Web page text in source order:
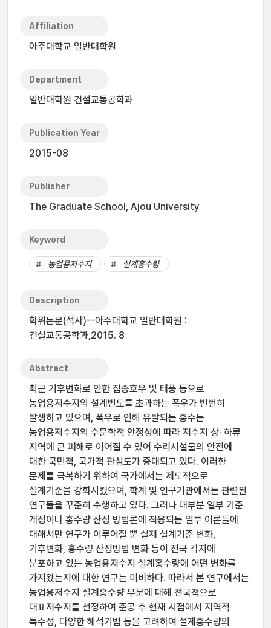
Affiliation
아주대학교 일반대학원
Department
일반대학원 건설교통공학과
Publication Year
2015-08
Publisher
The Graduate School, Ajou University
Keyword
농업용저수지 설계홍수량
Description
학위논문(석사)--아주대학교 일반대학원 :
건설교통공학과,2015. 8
Abstract
최근 기후변화로 인한 집중호우 및 태풍 등으로
농업용저수지의 설계빈도를 초과하는 폭우가 빈번히
발생하고 있으며, 폭우로 인해 유발되는 홍수는
농업용저수지의 수문학적 안정성에 따라 저수지 상· 하류
지역에 큰 피해로 이어질 수 있어 수리시설물의 안전에
대한 국민적, 국가적 관심도가 증대되고 있다. 이러한
문제를 극복하기 위하여 국가에서는 제도적으로
설계기준을 강화시켰으며, 학계 및 연구기관에서는 관련된
연구들을 꾸준히 수행하고 있다. 그러나 대부분 일부 기준
개정이나 홍수량 산정 방법론에 적용되는 일부 이론들에
대해서만 연구가 이루어질 뿐 실제 설계기준 변화,
기후변화, 홍수량 산정방법 변화 등이 전국 각지에
분포하고 있는 농업용저수지 설계홍수량에 어떤 변화를
가져왔는지에 대한 연구는 미비하다. 따라서 본 연구에서는
농업용저수지 설계홍수량 부분에 대해 전국적으로
대표저수지를 선정하여 준공 후 현재 시점에서 지역적
특수성, 다양한 해석기법 등을 고려하여 설계홍수량의